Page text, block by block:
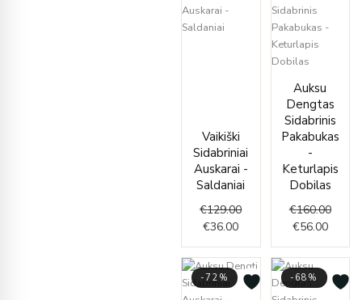
Vaikiški
Sidabriniai
Auskarai -
Saldaniai
€129.00
Original
€36.00
Current
Auksu
Dengtas
Sidabrinis
Pakabukas
-
Keturlapis
Dobilas
€160.00
was:
€56.00
is:
-72% -68%